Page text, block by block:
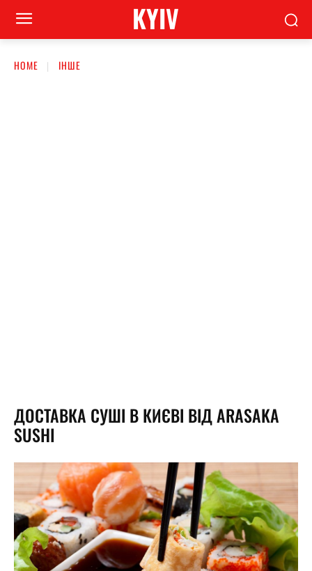
KYIV
HOME ІНШЕ
ДОСТАВКА СУШІ В КИЄВІ ВІД ARASAKA
SUSHI